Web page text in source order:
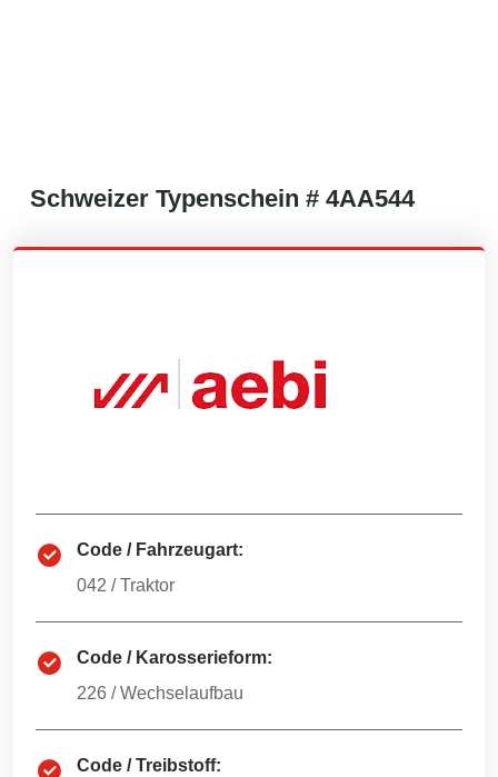
Schweizer Typenschein # 4AA544
Code / Fahrzeugart:
042 /Traktor
Code / Karosserieform:
226 /Wechselaufbau
Code / Treibstoff: